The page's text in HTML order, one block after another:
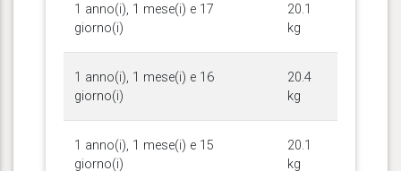
1 anno(i), 1 mese(i) e 17
giorno(i)
20.1
kg
1 anno(i), 1 mese(i) e 16
giorno(i)
20.4
kg
1 anno(i), 1 mese(i) e 15
giorno(i)
20.1
kg